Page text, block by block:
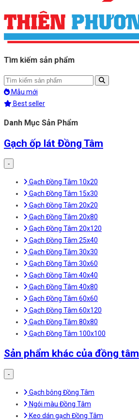
Tìm kiếm sản phẩm
Mẫu mới
Best seller
Danh Mục Sản Phẩm
Gạch ốp lát Đồng Tâm
-
Gạch Đồng Tâm 10x20
Gạch Đồng Tâm 15x30
Gạch Đồng Tâm 20x20
Gạch Đồng Tâm 20x80
Gạch Đồng Tâm 20x120
Gạch Đồng Tâm 25x40
Gạch Đồng Tâm 30x30
Gạch Đồng Tâm 30x60
Gạch Đồng Tâm 40x40
Gạch Đồng Tâm 40x80
Gạch Đồng Tâm 60x60
Gạch Đồng Tâm 60x120
Gạch Đồng Tâm 80x80
Gạch Đồng Tâm 100x100
Sản phẩm khác của đồng tâm
-
Gạch bông Đồng Tâm
Ngói màu Đồng Tâm
Keo dán gạch Đồng Tâm